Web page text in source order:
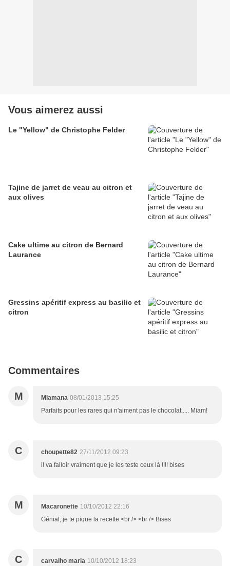
Vous aimerez aussi
Le "Yellow" de Christophe Felder
Tajine de jarret de veau au citron et
aux olives
Cake ultime au citron de Bernard
Laurance
Gressins apéritif express au basilic et
citron
Commentaires
M Miamana 08/01/2013 15:25
Parfaits pour les rares qui n'aiment pas le chocolat..... Miam!
C choupette82 27/11/2012 09:23
il va falloir vraiment que je les teste ceux là !!!! bises
M Macaronette 10/10/2012 22:16
Génial, je te pique la recette.<br /> <br /> Bises
C carvalho maria 10/10/2012 18:23